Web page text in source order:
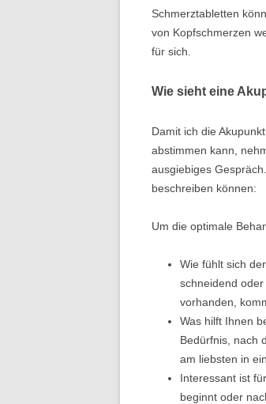
Schmerztabletten
von Kopfschmerzen
für sich.
Wie sieht eine
Damit ich die
abstimmen kann,
ausgiebiges
beschreiben können:
Um die optimale
Wie fühlt sich
schneidend
vorhanden,
Was hilft Ihnen
Bedürfnis, nach
am liebsten in
Interessant ist
beginnt oder